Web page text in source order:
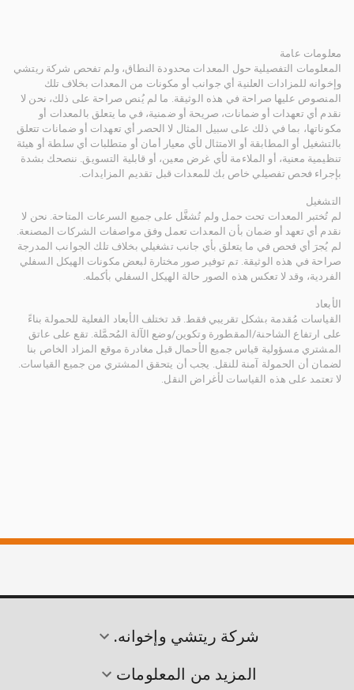
معلومات عامة
المعلومات التفصيلية حول المعدات محدودة النطاق، ولم تفحص شركة ريتشي
وإخوانه للمزادات العلنية أي جوانب أو مكونات من المعدات بخلاف تلك
المنصوص عليها صراحة في هذه الوثيقة. ما لم يُنص صراحة على ذلك، نحن لا
نقدم أي تعهدات أو ضمانات، صريحة أو ضمنية، في ما يتعلق بالمعدات أو
مكوناتها، بما في ذلك على سبيل المثال لا الحصر أي تعهدات أو ضمانات تتعلق
بالتشغيل أو المطابقة أو الامتثال لأي معيار أمان أو متطلبات أي سلطة أو هيئة
تنظيمية معنية، أو الملاءمة لأي غرض معين، أو قابلية التسويق. ننصحك بشدة
بإجراء فحص تفصيلي خاص بك للمعدات قبل تقديم المزايدات.
التشغيل
لم تُختبر المعدات تحت حمل ولم تُشغَّل على جميع السرعات المتاحة. نحن لا
نقدم أي تعهد أو ضمان بأن المعدات تعمل وفق مواصفات الشركات المصنعة.
لم يُجرَ أي فحص في ما يتعلق بأي جانب تشغيلي بخلاف تلك الجوانب المدرجة
صراحة في هذه الوثيقة. تم توفير صور مختارة لبعض مكونات الهيكل السفلي
الفردية، وقد لا تعكس هذه الصور حالة الهيكل السفلي بأكمله.
الأبعاد
القياسات مُقدمة بشكل تقريبي فقط. قد تختلف الأبعاد الفعلية للحمولة بناءً
على ارتفاع الشاحنة/المقطورة وتكوين/وضع الآلة المُحمَّلة. تقع على عاتق
المشتري مسؤولية قياس جميع الأحمال قبل مغادرة موقع المزاد الخاص بنا
لضمان أن الحمولة آمنة للنقل. يجب أن يتحقق المشتري من جميع القياسات.
لا تعتمد على هذه القياسات لأغراض النقل.
شركة ريتشي وإخوانه.
المزيد من المعلومات